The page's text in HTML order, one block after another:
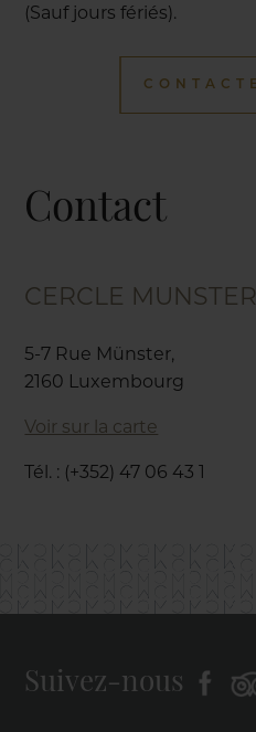
(Sauf jours fériés).
Contact
CERCLE MUNSTER
5-7 Rue Münster,
2160 Luxembourg
Voir sur la carte
Tél. : (+352) 47 06 43 1
Suivez-nous